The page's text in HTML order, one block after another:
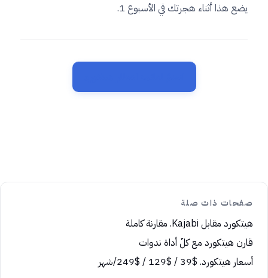
يضع هذا أثناء هجرتك في الأسبوع 1.
صفحات ذات صلة
هيتكورد مقابل Kajabi. مقارنة كاملة
قارن هيتكورد مع كلّ أداة ندوات
أسعار هيتكورد. $39 / $129 / $249/شهر